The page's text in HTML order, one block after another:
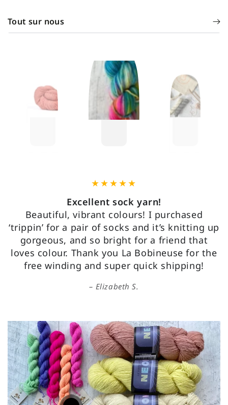
Tout sur nous
Excellent sock yarn!
Beautiful, vibrant colours! I purchased
‘trippin’ for a pair of socks and it’s knitting up
gorgeous, and so bright for a friend that
loves colour. Thank you La Bobineuse for the
free winding and super quick shipping!
Elizabeth S.